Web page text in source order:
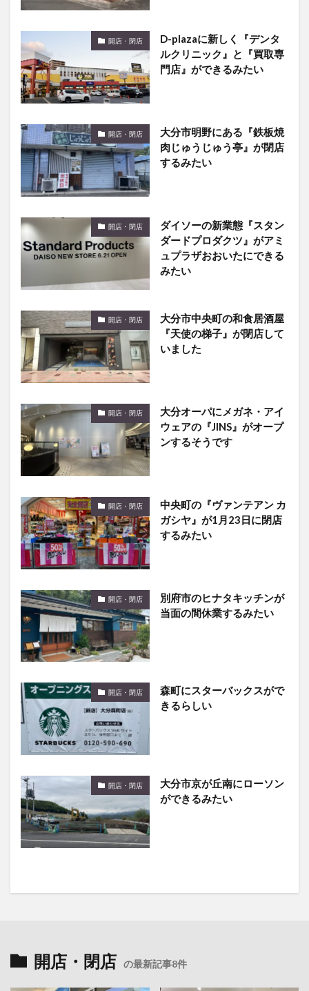
開店・閉店
D-plazaに新しく『デンタ
ルクリニック』と『買取専
門店』ができるみたい
開店・閉店
大分市明野にある『鉄板焼
肉じゅうじゅう亭』が閉店
するみたい
開店・閉店
ダイソーの新業態『スタン
ダードプロダクツ』がアミ
ュプラザおおいたにできる
みたい
開店・閉店
大分市中央町の和食居酒屋
『天使の梯子』が閉店して
いました
開店・閉店
大分オーパにメガネ・アイ
ウェアの『JINS』がオープ
ンするそうです
開店・閉店
中央町の『ヴァンテアン カ
ガシヤ』が1月23日に閉店
するみたい
開店・閉店
別府市のヒナタキッチンが
当面の間休業するみたい
開店・閉店
森町にスターバックスがで
きるらしい
開店・閉店
大分市京が丘南にローソン
ができるみたい
開店・閉店 の最新記事8件